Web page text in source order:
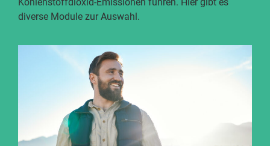
Kohlenstoffdioxid-Emissionen führen. Hier gibt es
diverse Module zur Auswahl.